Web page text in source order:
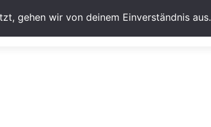
to
content
Unternehmen Service Team
gehen wir von deinem Einverständnis aus.